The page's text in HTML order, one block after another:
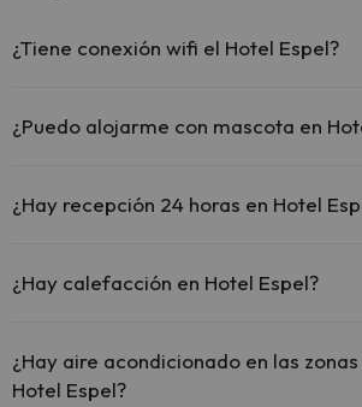
¿Tiene conexión wifi el Hotel Espel?
El Hotel Espel dispone de Wi-Fi.
¿Puedo alojarme con mascota en
¿Hay recepción 24 horas en Hotel
¿Hay calefacción en Hotel Espel?
¿Hay aire acondicionado en las
Hotel Espel?